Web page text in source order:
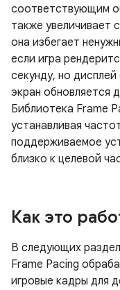
соответствующим
также увеличивает
она избегает
если игра
секунду, но
экран обновляется
Библиотека Frame
устанавливая
поддерживаемое
близко к целевой
Как это
В следующих
Frame Pacing
игровые кадры для